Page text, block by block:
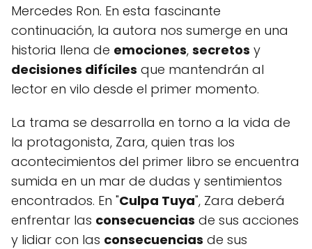
Mercedes Ron. En esta fascinante
continuación, la autora nos sumerge en una
historia llena de emociones, secretos y
decisiones difíciles que mantendrán al
lector en vilo desde el primer momento.
La trama se desarrolla en torno a la vida de
la protagonista, Zara, quien tras los
acontecimientos del primer libro se encuentra
sumida en un mar de dudas y sentimientos
encontrados. En "Culpa Tuya", Zara deberá
enfrentar las consecuencias de sus acciones
y lidiar con las consecuencias de sus